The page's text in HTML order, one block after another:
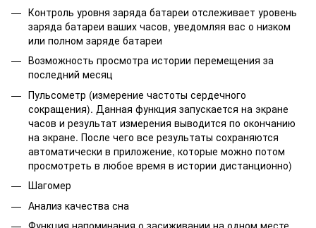
Контроль уровня заряда батареи отслеживает уровень
заряда батареи ваших часов, уведомляя вас о низком
или полном заряде батареи
Возможность просмотра истории перемещения за
последний месяц
Пульсометр (измерение частоты сердечного
сокращения). Данная функция запускается на экране
часов и результат измерения выводится по окончанию
на экране. После чего все результаты сохраняются
автоматически в приложение, которые можно потом
просмотреть в любое время в истории дистанционно)
Шагомер
Анализ качества сна
Функция напоминания о засиживании на одном месте